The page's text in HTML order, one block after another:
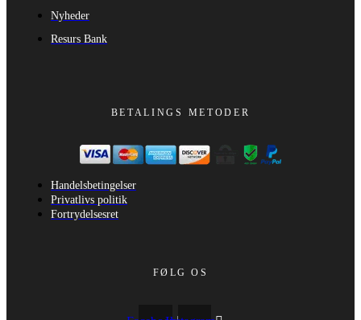
Nyheder
Resurs Bank
BETALINGS METODER
Handelsbetingelser
Privatlivs politik
Fortrydelsesret
FØLG OS